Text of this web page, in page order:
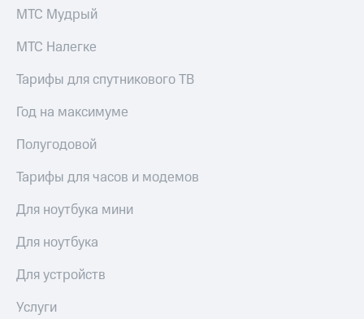
Порядок
выкупа
акций
Дивиденды
облигаций
Описание
Уведомление
погашении
облигаций
Реквизиты
развитие
МТС Мудрый
МТС Налегке
Тарифы для спутникового ТВ
Год на максимуме
Полугодовой
Тарифы для часов и модемов
Для ноутбука мини
Для ноутбука
Для устройств
Услуги